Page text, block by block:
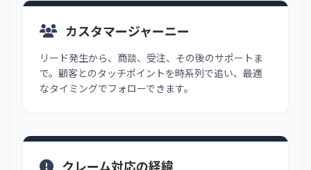
カスタマージャーニー
リード発生から、商談、受注、その後のサポートま
で。顧客とのタッチポイントを時系列で追い、最適
なタイミングでフォローできます。
クレーム対応の経緯